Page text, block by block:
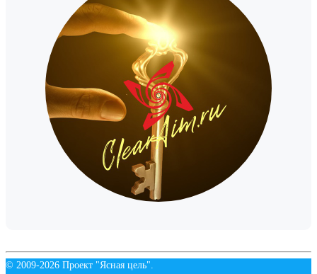
© 2009-2026 Проект "Ясная цель".